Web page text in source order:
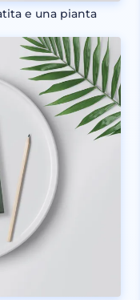
e una pianta